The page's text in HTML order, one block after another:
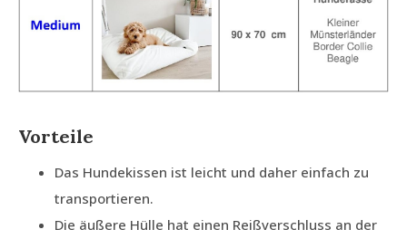
Vorteile
Das Hundekissen ist leicht und daher einfach zu
transportieren.
Die äußere Hülle hat einen Reißverschluss an der